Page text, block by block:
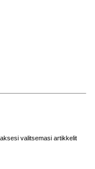
valitsemasi artikkelit